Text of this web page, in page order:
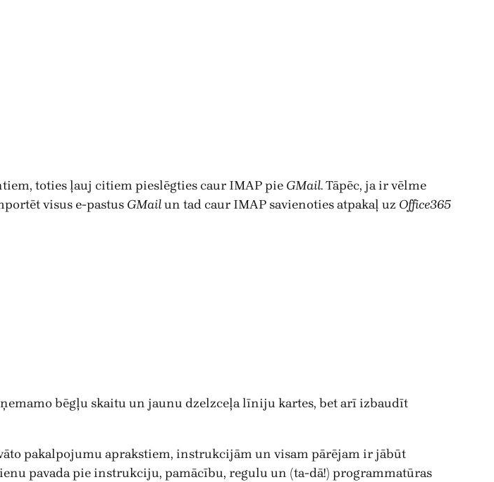
toties ļauj citiem pieslēgties caur IMAP pie GMail. Tāpēc, ja ir vēlme
visus e-pastus GMailun tad caur IMAP savienoties atpakaļ uz Office365
bēgļu skaitu un jaunu dzelzceļa līniju kartes, bet arī izbaudīt
pakalpojumu aprakstiem, instrukcijām un visam pārējam ir jābūt
pavada pie instrukciju, pamācību, regulu un (ta-dā!) programmatūras